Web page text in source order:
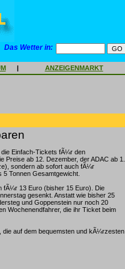
Das Wetter in:
| ANZEIGENMARKT
die Einfach-Tickets fÃ¼r den
ab 12. Dezember, der ADAC ab 1.
sondern ab sofort auch fÃ¼r
Tonnen Gesamtgewicht.
fÃ¼r 13 Euro (bisher 15 Euro). Die
gesenkt. Anstatt wie bisher 25
und Goppenstein nur noch 20
Wochenendfahrer, die ihr Ticket beim
die auf dem bequemsten und kÃ¼rzesten